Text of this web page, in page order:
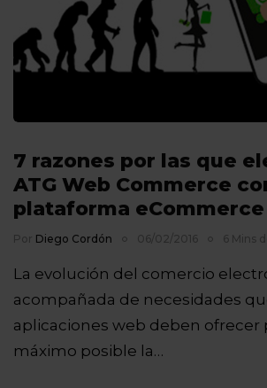
7 razones por las que
ATG Web Commerce
plataforma eCommerce
Por Diego Cordón 06/02/2016 6 Mins
La evolución del comercio
acompañada de necesidades
aplicaciones web deben ofrecer
máximo posible la…